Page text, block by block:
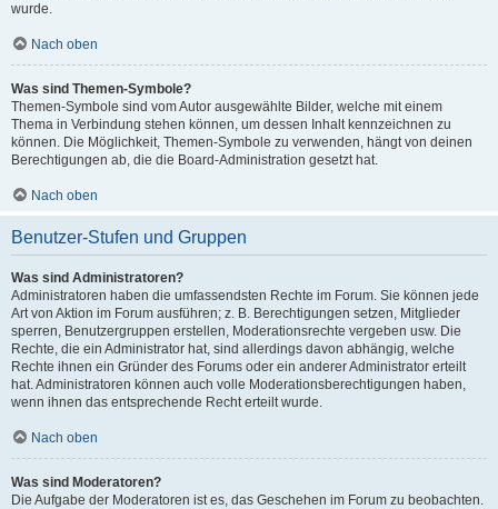
wurde.
Nach oben
Was sind Themen-Symbole?
Themen-Symbole sind vom Autor ausgewählte Bilder, welche mit einem
Thema in Verbindung stehen können, um dessen Inhalt kennzeichnen zu
können. Die Möglichkeit, Themen-Symbole zu verwenden, hängt von deinen
Berechtigungen ab, die die Board-Administration gesetzt hat.
Nach oben
Benutzer-Stufen und Gruppen
Was sind Administratoren?
Administratoren haben die umfassendsten Rechte im Forum. Sie können jede
Art von Aktion im Forum ausführen; z. B. Berechtigungen setzen, Mitglieder
sperren, Benutzergruppen erstellen, Moderationsrechte vergeben usw. Die
Rechte, die ein Administrator hat, sind allerdings davon abhängig, welche
Rechte ihnen ein Gründer des Forums oder ein anderer Administrator erteilt
hat. Administratoren können auch volle Moderationsberechtigungen haben,
wenn ihnen das entsprechende Recht erteilt wurde.
Nach oben
Was sind Moderatoren?
Die Aufgabe der Moderatoren ist es, das Geschehen im Forum zu beobachten.